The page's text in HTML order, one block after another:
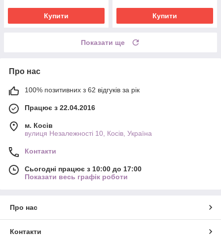
Купити Купити
Показати ще
Про нас
100% позитивних з 62 відгуків за рік
Працює з 22.04.2016
м. Косів
вулиця Незалежності 10, Косів, Україна
Контакти
Сьогодні працює з 10:00 до 17:00
Показати весь графік роботи
Про нас
Контакти